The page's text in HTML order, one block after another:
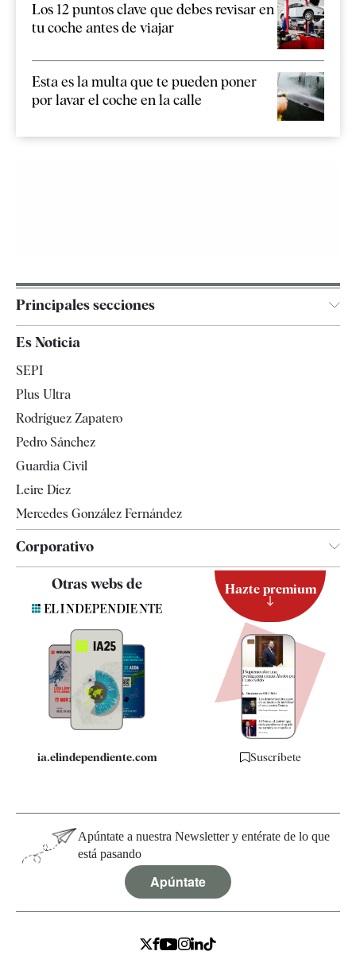
Los 12 puntos clave que debes revisar en
tu coche antes de viajar
Esta es la multa que te pueden poner
por lavar el coche en la calle
Principales secciones
España
Televisión
Es Noticia
SEPI
Plus Ultra
Rodríguez Zapatero
Pedro Sánchez
Guardia Civil
Leire Díez
Mercedes González Fernández
Corporativo
Contacto
Quiénes somos
Especificaciones
Otras webs de
ia.elindependiente.com
Hazte premium
Suscríbete
Apúntate a nuestra Newsletter y entérate de lo que
está pasando
Apúntate